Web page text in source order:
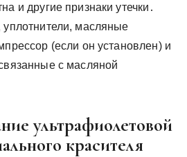
и другие признаки утечки․
уплотнители, масляные
(если он установлен) и
с масляной
ультрафиолетовой
красителя